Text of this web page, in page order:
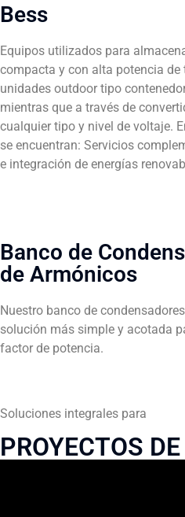
Bess
Equipos utilizados para
compacta y con alta potencia de
unidades outdoor tipo
mientras que a través de
cualquier tipo y nivel de voltaje.
se encuentran: Servicios
e integración de energías
Banco de
de Armónicos
Nuestro banco de
solución más simple y acotada
factor de potencia.
Soluciones integrales para
PROYECTOS